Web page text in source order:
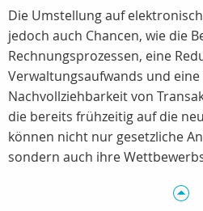
Die Umstellung auf
jedoch auch Chancen, wie die
Rechnungsprozessen, eine
Verwaltungsaufwands und
Nachvollziehbarkeit von
die bereits frühzeitig auf die
können nicht nur gesetzliche
sondern auch ihre